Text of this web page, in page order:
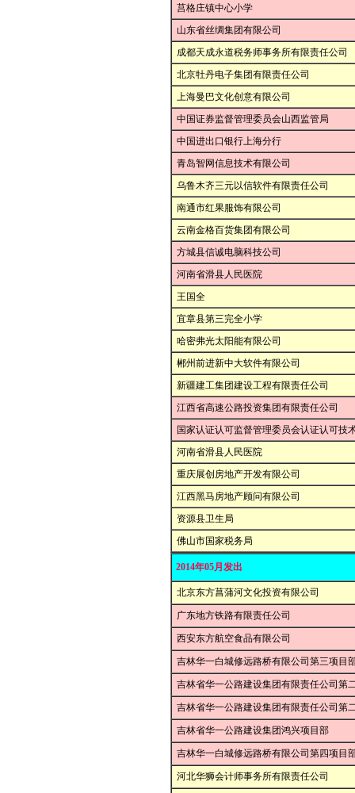
莒格庄镇中心小学
山东省丝绸集团有限公司
成都天成永道税务师事务所有限责任公司
北京牡丹电子集团有限责任公司
上海曼巴文化创意有限公司
中国证券监督管理委员会山西监管局
中国进出口银行上海分行
青岛智网信息技术有限公司
乌鲁木齐三元以信软件有限责任公司
南通市红果服饰有限公司
云南金格百货集团有限公司
方城县信诚电脑科技公司
河南省滑县人民医院
王国全
宜章县第三完全小学
哈密弗光太阳能有限公司
郴州前进新中大软件有限公司
新疆建工集团建设工程有限责任公司
江西省高速公路投资集团有限责任公司
国家认证认可监督管理委员会认证认可技
河南省滑县人民医院
重庆展创房地产开发有限公司
江西黑马房地产顾问有限公司
资源县卫生局
佛山市国家税务局
2014年05月发出
北京东方菖蒲河文化投资有限公司
广东地方铁路有限责任公司
西安东方航空食品有限公司
吉林华一白城修远路桥有限公司第三项目
吉林省华一公路建设集团有限责任公司第
吉林省华一公路建设集团有限责任公司第
吉林省华一公路建设集团鸿兴项目部
吉林华一白城修远路桥有限公司第四项目
河北华狮会计师事务所有限责任公司